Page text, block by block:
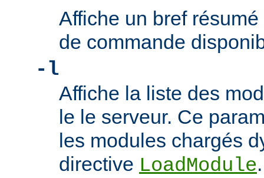
Affiche un bref
de commande
-l
Affiche la liste des
le le serveur. Ce
les modules chargés
directive LoadModule.